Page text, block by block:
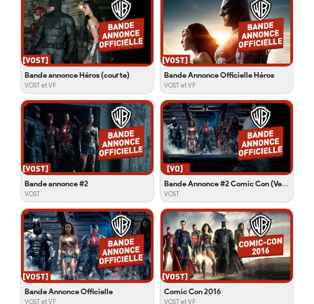
Bande annonce Héros (courte)
VOST et VF
Bande Annonce Officielle Héros
VOST et VF
Bande annonce #2
VOST
Bande Annonce #2 Comic Con (Version Longue)
VOST
Bande Annonce Officielle
VOST et VF
Comic Con 2016
VOST et VF